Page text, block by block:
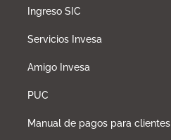
Ingreso SIC
Servicios Invesa
Amigo Invesa
PUC
Manual de pagos para clientes